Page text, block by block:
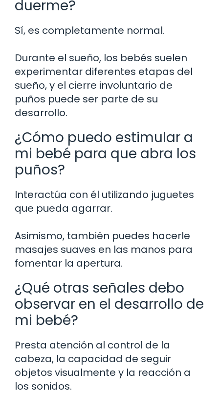
duerme?
Sí, es completamente normal.
Durante el sueño, los bebés suelen
experimentar diferentes etapas del
sueño, y el cierre involuntario de
puños puede ser parte de su
desarrollo.
¿Cómo puedo estimular a
mi bebé para que abra los
puños?
Interactúa con él utilizando juguetes
que pueda agarrar.
Asimismo, también puedes hacerle
masajes suaves en las manos para
fomentar la apertura.
¿Qué otras señales debo
observar en el desarrollo de
mi bebé?
Presta atención al control de la
cabeza, la capacidad de seguir
objetos visualmente y la reacción a
los sonidos.